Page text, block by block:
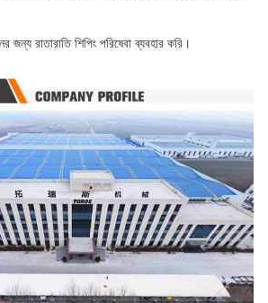
জন্য রাতারাতি শিপিং পরিষেবা ব্যবহার করি।